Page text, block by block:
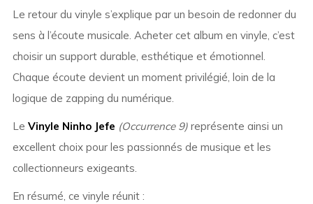
Le retour du vinyle s’explique par un besoin de redonner du
sens à l’écoute musicale. Acheter cet album en vinyle, c’est
choisir un support durable, esthétique et émotionnel.
Chaque écoute devient un moment privilégié, loin de la
logique de zapping du numérique.
Le Vinyle Ninho Jefe (Occurrence 9)représente ainsi un
excellent choix pour les passionnés de musique et les
collectionneurs exigeants.
En résumé, ce vinyle réunit :